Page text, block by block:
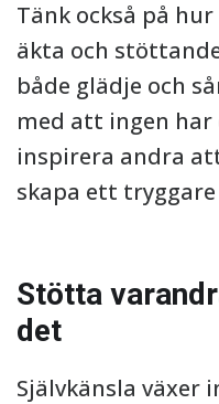
Tänk också på
äkta och
både glädje och
med att ingen har
inspirera andra
skapa ett
Stötta
det
Självkänsla växer